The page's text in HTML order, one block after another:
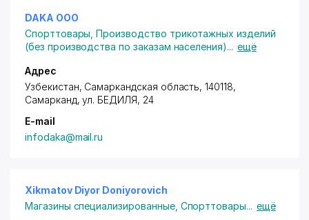
DAKA ООО
Спорттовары ,Производство трикотажных изделий
(без производства по заказам населения)... ещё
Адрес
Узбекистан, Самаркандская область, 140118,
Самарканд,ул. БЕДИЛЯ, 24
E-mail
infodaka@mail.ru
Xikmatov Diyor Doniyorovich
Магазины специализированные, Спорттовары... ещё